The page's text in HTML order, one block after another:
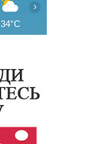
34°C
›